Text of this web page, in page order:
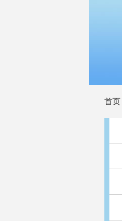
首页